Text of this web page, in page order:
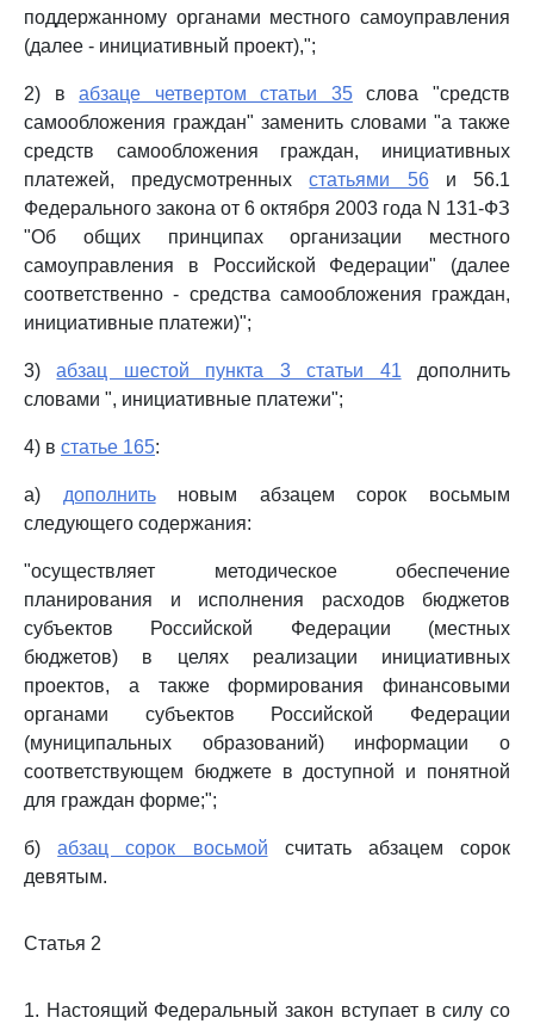
поддержанному органами местного самоуправления
(далее - инициативный проект),";
2) вабзаце четвертом статьи 35слова "средств
самообложения граждан" заменить словами "а также
средств самообложения граждан, инициативных
платежей, предусмотренныхстатьями 56и 56.1
Федерального закона от 6 октября 2003 года N 131-ФЗ
"Об общих принципах организации местного
самоуправления в Российской Федерации" (далее
соответственно - средства самообложения граждан,
инициативные платежи)";
3)абзац шестой пункта 3 статьи 41 дополнить
словами ", инициативные платежи";
4) в статье 165:
а) дополнитьновым абзацем сорок восьмым
следующего содержания:
"осуществляет методическое обеспечение
планирования и исполнения расходов бюджетов
субъектов Российской Федерации (местных
бюджетов) в целях реализации инициативных
проектов, а также формирования финансовыми
органами субъектов Российской Федерации
(муниципальных образований) информации о
соответствующем бюджете в доступной и понятной
для граждан форме;";
б)абзац сорок восьмой считать абзацем сорок
девятым.
Статья 2
1. Настоящий Федеральный закон вступает в силу со